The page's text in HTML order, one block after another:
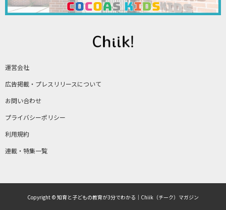
運営会社
広告掲載・プレスリリースについて
お問い合わせ
プライバシーポリシー
利用規約
連載・特集一覧
Copyright © 知育と子どもの教育が3分でわかる｜Chiik（チーク）マガジン